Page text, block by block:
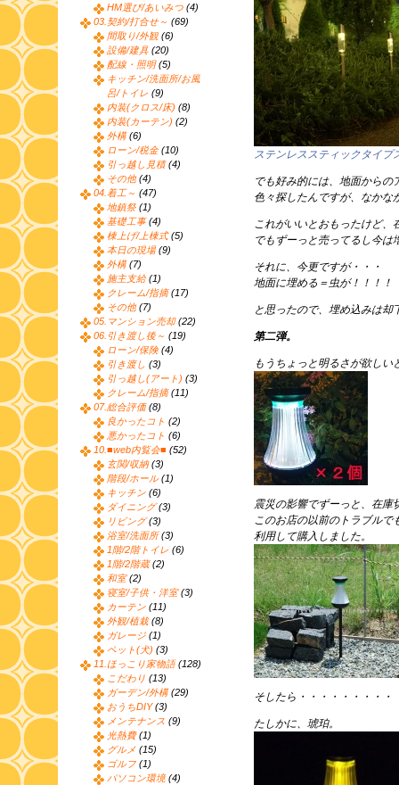
ステンレススティックタイ
でも好み的には、地面からの
色々探したんですが、なかな
これがいいとおもったけど、
でもずーっと売ってるし今は
それに、今更ですが・・・
地面に埋める＝虫が！！！！
と思ったので、埋め込みは却
第二弾。
もうちょっと明るさが欲し
震災の影響でずーっと、在庫
このお店の以前のトラブルで
利用して購入しました。
そしたら・・・・・・・・・
たしかに、琥珀。
HM選び/あいみつ (4)
03.契約/打合せ～ (69)
間取り/外観 (6)
設備/建具 (20)
配線・照明(5)
キッチン/洗面所/お風
呂/トイレ (9)
内装(クロス/床) (8)
内装(カーテン) (2)
外構(6)
ローン/税金(10)
引っ越し見積(4)
その他 (4)
04.着工～ (47)
地鎮祭 (1)
基礎工事(4)
棟上げ/上棟式(5)
本日の現場(9)
外構(7)
施主支給(1)
クレーム/指摘(17)
その他 (7)
05.マンション売却(22)
06.引き渡し後～ (19)
ローン/保険(4)
引き渡し (3)
引っ越し(アート) (3)
クレーム/指摘(11)
07.総合評価(8)
良かったコト (2)
悪かったコト (6)
10.■web内覧会■ (52)
玄関/収納(3)
階段/ホール(1)
キッチン (6)
ダイニング(3)
リビング(3)
浴室/洗面所(3)
1階/2階トイレ (6)
1階/2階蔵(2)
和室(2)
寝室/子供・洋室(3)
カーテン (11)
外観/植栽(8)
ガレージ (1)
ペット(犬) (3)
11.ほっこり家物語(128)
こだわり (13)
ガーデン/外構(29)
おうちDIY(3)
メンテナンス (9)
光熱費(1)
グルメ (15)
ゴルフ (1)
パソコン環境(4)